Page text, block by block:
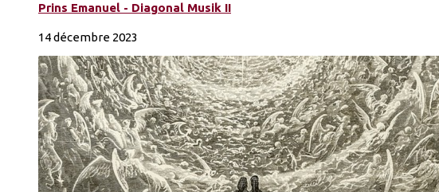
Prins Emanuel - Diagonal Musik II
14 décembre 2023